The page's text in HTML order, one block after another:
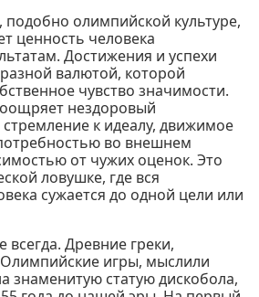
олимпийской культуре,
ценность человека
Достижения и успехи
валютой, которой
чувство значимости.
нездоровый
к идеалу, движимое
во внешнем
от чужих оценок. Это
ловушке, где вся
сужается до одной цели или
всегда. Древние греки,
игры, мыслили
знаменитую статую дискобола,